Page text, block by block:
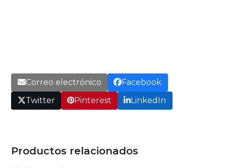
Correo electrónico
Facebook
Twitter
Pinterest LinkedIn
Productos relacionados